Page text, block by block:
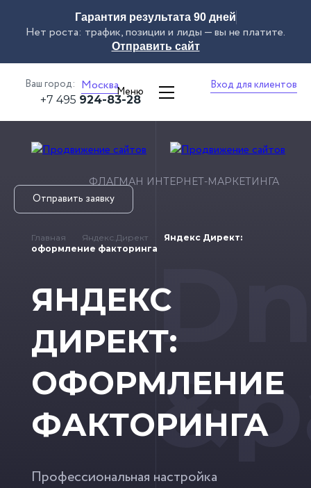
Гарантия результата 90 дней
Нет роста: трафик, позиции и лиды — вы не платите.
Отправить сайт
Ваш город: МоскваМеню
Вход для клиентов
+7 495 924-83-28
ФЛАГМАН ИНТЕРНЕТ-МАРКЕТИНГА
Отправить заявку
Главная Яндекс.Директ
Яндекс Директ:
оформление факторинга
ЯНДЕКС
ДИРЕКТ:
ОФОРМЛЕНИЕ
ФАКТОРИНГА
Профессиональная настройка